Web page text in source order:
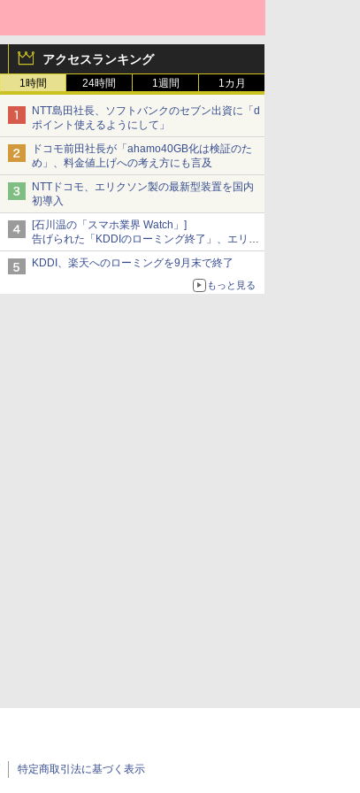
アクセスランキング
1時間 24時間 1週間 1カ月
NTT島田社長、ソフトバンクのセブン出資に「d
ポイント使えるようにして」
ドコモ前田社長が「ahamo40GB化は検証のた
め」、料金値上げへの考え方にも言及
NTTドコモ、エリクソン製の最新型装置を国内
初導入
[石川温の「スマホ業界 Watch」]
告げられた「KDDIのローミング終了」、エリア
マップの落とし穴と楽天モバイルの課題
KDDI、楽天へのローミングを9月末で終了
もっと見る
特定商取引法に基づく表示